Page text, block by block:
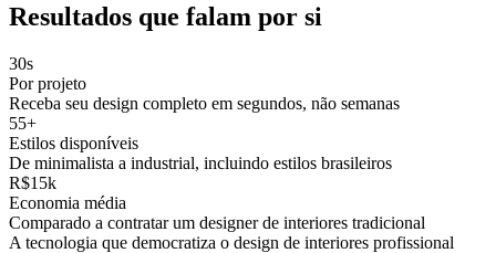
Resultados que falam por si
30s
Por projeto
Receba seu design completo em segundos, não semanas
55+
Estilos disponíveis
De minimalista a industrial, incluindo estilos brasileiros
R$15k
Economia média
Comparado a contratar um designer de interiores tradicional
A tecnologia que democratiza o design de interiores profissional